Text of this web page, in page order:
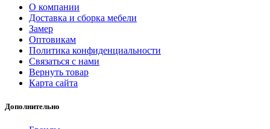
О компании
Доставка и сборка мебели
Замер
Оптовикам
Политика конфиденциальности
Связаться с нами
Вернуть товар
Карта сайта
Дополнительно